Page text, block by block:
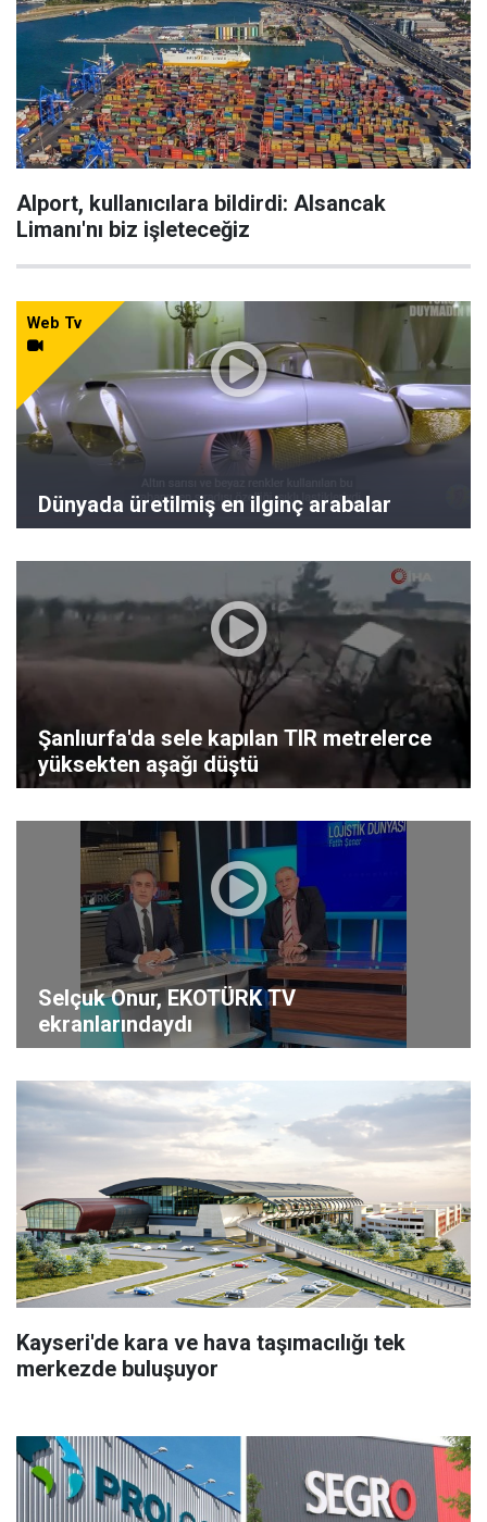
Alport, kullanıcılara bildirdi: Alsancak
Limanı'nı biz işleteceğiz
Web Tv
Dünyada üretilmiş en ilginç arabalar
Şanlıurfa'da sele kapılan TIR metrelerce
yüksekten aşağı düştü
Selçuk Onur, EKOTÜRK TV
ekranlarındaydı
Kayseri'de kara ve hava taşımacılığı tek
merkezde buluşuyor